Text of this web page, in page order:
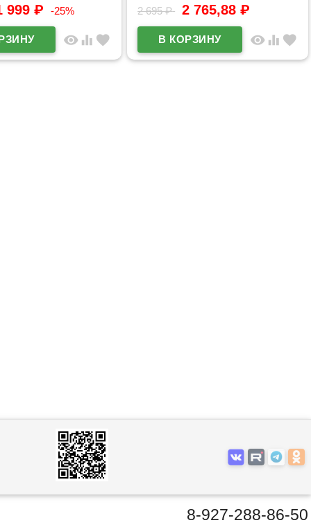
999₽ -25%
visibility equalizer favorite
2 695₽ 2 765,88₽
visibility equalizer favorite
8-927-288-86-50